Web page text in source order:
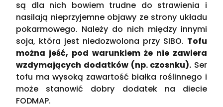
są dla nich bowiem trudne do strawienia i
nasilają nieprzyjemne objawy ze strony układu
pokarmowego. Należy do nich między innymi
soja, która jest niedozwolona przy SIBO. Tofu
można jeść, pod warunkiem że nie zawiera
wzdymających dodatków (np. czosnku). Ser
tofu ma wysoką zawartość białka roślinnego i
może stanowić dobry dodatek na diecie
FODMAP.